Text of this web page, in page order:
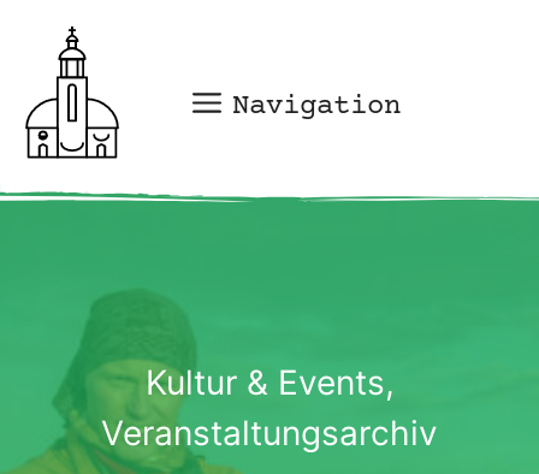
springen
Navigation
Kultur & Events,
Veranstaltungsarchiv